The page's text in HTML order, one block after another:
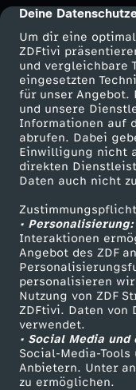
cmp-dialog-
Deine
Um dir eine
ZDFtivi
und vergleichbare
eingesetzten
für unser Angebot.
und unsere
Informationen auf
abrufen. Dabei
Einwilligung nicht
direkten
Daten auch nicht
• Personalisierung:
Interaktionen
Angebot des ZDF
personalisieren
Nutzung von ZDF
ZDFtivi. Daten von
verwendet.
• Social Media
Social-Media-
Anbietern. Unter
zu ermöglichen.
Mehr ZDF
ZDF-Apps
Smart TV
ZDFtext
Livestreams
Sendungen A-Z
TV-Programm
ZDF Unternehmen
Karriere